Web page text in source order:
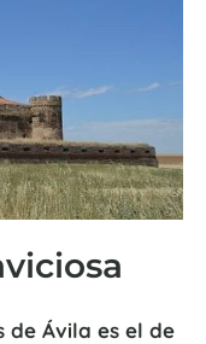
de Ávila es el de